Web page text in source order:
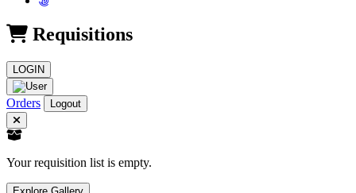
Requisitions
LOGIN
Orders Logout
Your requisition list is empty.